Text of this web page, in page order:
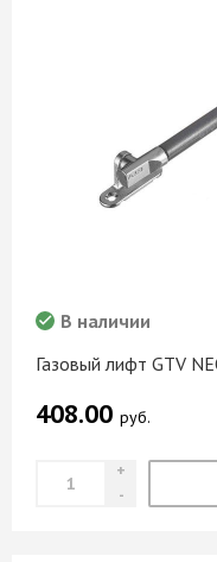
Газовый лифт GTV
В наличии
408.00 руб.